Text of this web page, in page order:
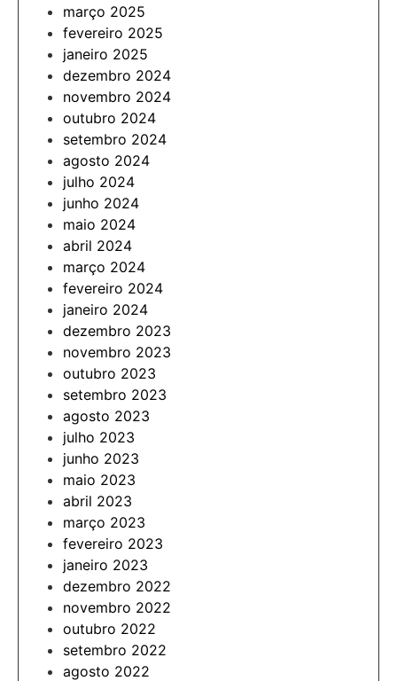
março 2025
fevereiro 2025
janeiro 2025
dezembro 2024
novembro 2024
outubro 2024
setembro 2024
agosto 2024
julho 2024
junho 2024
maio 2024
abril 2024
março 2024
fevereiro 2024
janeiro 2024
dezembro 2023
novembro 2023
outubro 2023
setembro 2023
agosto 2023
julho 2023
junho 2023
maio 2023
abril 2023
março 2023
fevereiro 2023
janeiro 2023
dezembro 2022
novembro 2022
outubro 2022
setembro 2022
agosto 2022